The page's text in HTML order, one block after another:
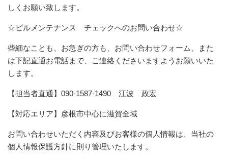
しくお願い致します。
☆ビルメンテナンス チェックへのお問い合わせ☆
些細なことも、お急ぎの方も、お問い合わせフォーム、また
は下記直通お電話まで、ご連絡くださいますようお願いいた
します。
【担当者直通】090-1587-1490 江波 政宏
【対応エリア】彦根市中心に滋賀全域
お問い合わせいただく内容及びお客様の個人情報は、当社の
個人情報保護方針に則り管理いたします。